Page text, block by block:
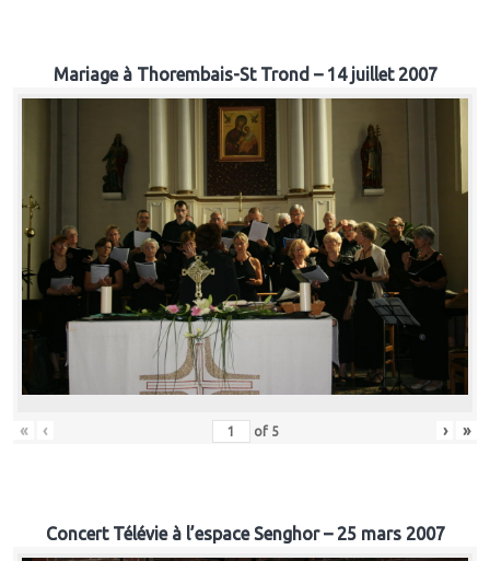
Mariage à Thorembais-St Trond – 14 juillet 2007
« ‹ of 5 › »
Concert Télévie à l’espace Senghor – 25 mars 2007